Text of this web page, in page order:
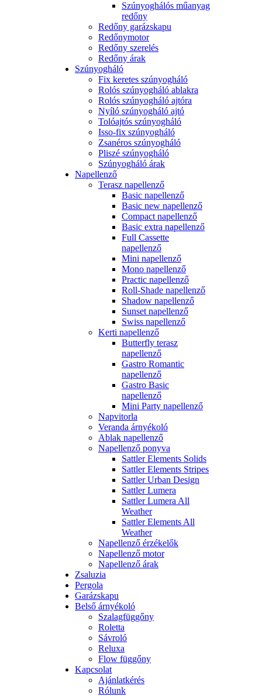
Szúnyoghálós műanyag
redőny
Redőny garázskapu
Redőnymotor
Redőny szerelés
Redőny árak
Szúnyogháló
Fix keretes szúnyogháló
Rolós szúnyogháló ablakra
Rolós szúnyogháló ajtóra
Nyíló szúnyogháló ajtó
Tolóajtós szúnyogháló
Isso-fix szúnyogháló
Zsanéros szúnyogháló
Pliszé szúnyogháló
Szúnyogháló árak
Napellenző
Terasz napellenző
Basic napellenző
Basic new napellenző
Compact napellenző
Basic extra napellenző
Full Cassette
napellenző
Mini napellenző
Mono napellenző
Practic napellenző
Roll-Shade napellenző
Shadow napellenző
Sunset napellenző
Swiss napellenző
Kerti napellenző
Butterfly terasz
napellenző
Gastro Romantic
napellenző
Gastro Basic
napellenző
Mini Party napellenző
Napvitorla
Veranda árnyékoló
Ablak napellenző
Napellenző ponyva
Sattler Elements Solids
Sattler Elements Stripes
Sattler Urban Design
Sattler Lumera
Sattler Lumera All
Weather
Sattler Elements All
Weather
Napellenző érzékelők
Napellenző motor
Napellenző árak
Zsaluzia
Pergola
Garázskapu
Belső árnyékoló
Szalagfüggőny
Roletta
Sávroló
Reluxa
Flow függőny
Kapcsolat
Ajánlatkérés
Rólunk